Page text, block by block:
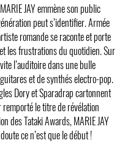
JAY emmène son public
peut s’identifier. Armée
romande se raconte et porte
les frustrations du quotidien. Sur
l’auditoire dans une bulle
et de synthés electro-pop.
Dory et Sparadrap cartonnent
le titre de révélation
des Tataki Awards, MARIE JAY
ce n’est que le début !